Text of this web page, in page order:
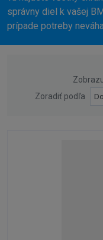
správny diel k vašej
prípade potreby
Zoradiť podľa